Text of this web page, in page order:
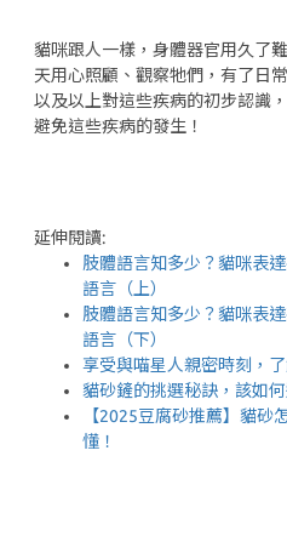
貓咪跟人一樣，身體器官用久了
天用心照顧、觀察牠們，有了日
以及以上對這些疾病的初步認識
避免這些疾病的發生！
延伸閱讀:
肢體語言知多少？貓咪表
語言（上）
肢體語言知多少？貓咪表
語言（下）
享受與喵星人親密時刻，
貓砂鏟的挑選秘訣，該如
【2025豆腐砂推薦】貓砂
懂！